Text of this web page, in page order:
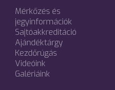
Mérkőzés és
jegyinformációk
Sajtóakkreditáció
Ajándéktárgy
Kezdőrúgás
Videóink
Galériáink